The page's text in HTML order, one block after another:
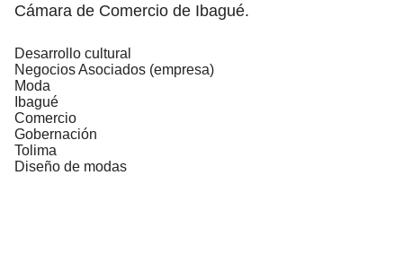
Cámara de Comercio de Ibagué.
Desarrollo cultural
Negocios Asociados (empresa)
Moda
Ibagué
Comercio
Gobernación
Tolima
Diseño de modas